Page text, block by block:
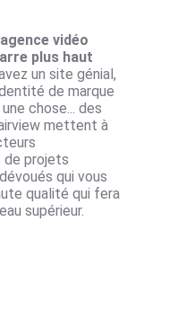
vidéo
plus haut
un site génial,
de marque
chose... des
mettent à
de projets
qui vous
qualité qui fera
supérieur.